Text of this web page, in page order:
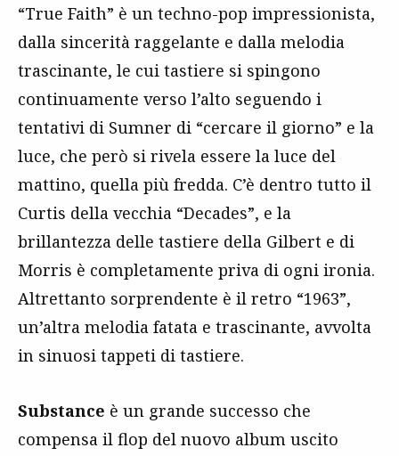
“True Faith” è un techno-pop impressionista,
dalla sincerità raggelante e dalla melodia
trascinante, le cui tastiere si spingono
continuamente verso l’alto seguendo i
tentativi di Sumner di “cercare il giorno” e la
luce, che però si rivela essere la luce del
mattino, quella più fredda. C’è dentro tutto il
Curtis della vecchia “Decades”, e la
brillantezza delle tastiere della Gilbert e di
Morris è completamente priva di ogni ironia.
Altrettanto sorprendente è il retro “1963”,
un’altra melodia fatata e trascinante, avvolta
in sinuosi tappeti di tastiere.
Substance è un grande successo che
compensa il flop del nuovo album uscito